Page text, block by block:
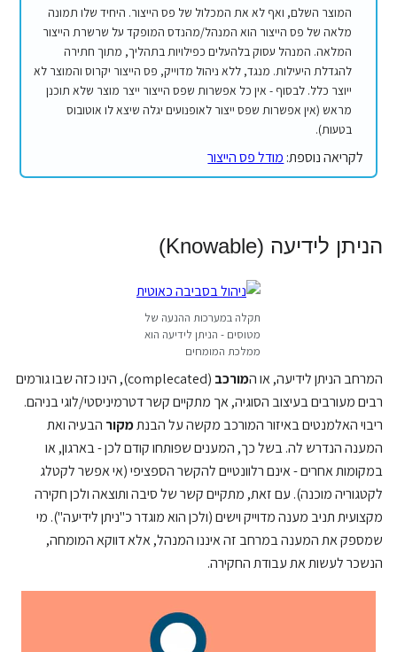
המוצר השלם, ואף לא את המכלול של פס הייצור. היחיד שלו תמונה
מלאה של פס הייצור הוא המנהל/מהנדס המופקד על שרשרת הייצור
המלאה. המנהל עסוק בלהעלים כפילויות בתהליך, מתוך חתירה
להגדלת היעילות. מנגד, ללא ניהול מדוייק, פס הייצור יקרוס והמוצר לא
ייוצר כלל. לבסוף - אין כל אפשרות שפס הייצור ייצר מוצר שלא תוכנן
מראש (אין אפשרות שפס ייצור לאופנועים יגלה שיצא לו אוטובוס
בטעות).
לקריאה נוספת: מודל פס הייצור
הניתן לידיעה (Knowable)
תקלה במערכות ההנעה של
מטוסים - הניתן לידיעה הוא
ממלכת המומחים
המרחב הניתן לידיעה, או המורכב
(complecated), הינו כזה שבו גורמים
רבים מעורבים בעיצוב הסוגיה, אך מתקיים קשר דטרמיניסטי/לוגי בניהם.
ריבוי האלמנטים באיזור המורכב מקשה על הבנתמקור הבעיה ואת
המענה הנדרש לה. בשל כך, המענים שפותחו קודם לכן - בארגון, או
במקומות אחרים - אינם רלוונטיים להקשר הספציפי (אי אפשר לקטלג
לקטגוריה מוכנה). עם זאת, מתקיים קשר של סיבה ותוצאה ולכן חקירה
מקצועית תניב מענה מדוייק וישים (ולכן הוא מוגדר כ"ניתן לידיעה"). מי
שמספק את המענה במרחב זה איננו המנהל, אלא דווקא המומחה,
הנשכר לעשות את עבודת החקירה.